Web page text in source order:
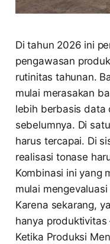
Di tahun 2026 ini
pengawasan
rutinitas tahunan.
mulai merasakan
lebih berbasis data
sebelumnya. Di
harus tercapai. Di
realisasi tonase
Kombinasi ini yang
mulai
Karena sekarang,
hanya
Ketika Produksi